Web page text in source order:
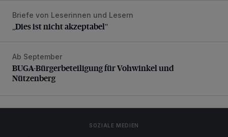
„Dies ist nicht akzeptabel“
Briefe von Leserinnen und Lesern
„Dies ist nicht akzeptabel“
BUGA-Bürgerbeteiligung für Vohwinkel und Nützenberg
Ab September
BUGA-Bürgerbeteiligung für Vohwinkel und
Nützenberg
SOZIALE MEDIEN